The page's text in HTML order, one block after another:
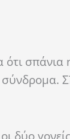
ότι
σύνδρομα.